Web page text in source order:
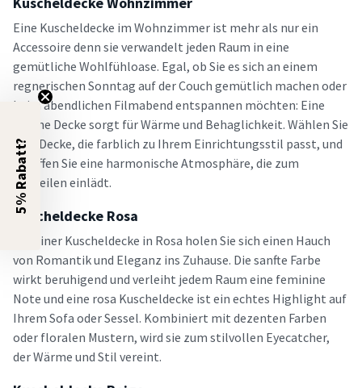
Eine Kuscheldecke im Wohnzimmer ist mehr als nur ein
Accessoire denn sie verwandelt jeden Raum in eine
gemütliche Wohlfühloase. Egal, ob Sie es sich an einem
regnerischen Sonntag auf der Couch gemütlich machen oder
beim abendlichen Filmabend entspannen möchten: Eine
weiche Decke sorgt für Wärme und Behaglichkeit. Wählen Sie
eine Decke, die farblich zu Ihrem Einrichtungsstil passt, und
schaffen Sie eine harmonische Atmosphäre, die zum
Verweilen einlädt.
Kuscheldecke Rosa
Mit einer Kuscheldecke in Rosa holen Sie sich einen Hauch
von Romantik und Eleganz ins Zuhause. Die sanfte Farbe
wirkt beruhigend und verleiht jedem Raum eine feminine
Note und eine rosa Kuscheldecke ist ein echtes Highlight auf
Ihrem Sofa oder Sessel. Kombiniert mit dezenten Farben
oder floralen Mustern, wird sie zum stilvollen Eyecatcher,
der Wärme und Stil vereint.
5% Rabatt?